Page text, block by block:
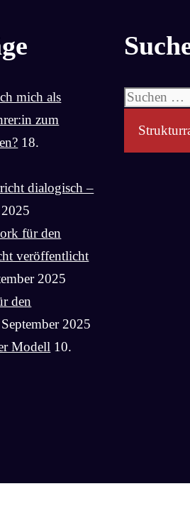
mich als
zum
18.
dialogisch –
für den
veröffentlicht
2025
den
2025
Modell 10.
Suchen